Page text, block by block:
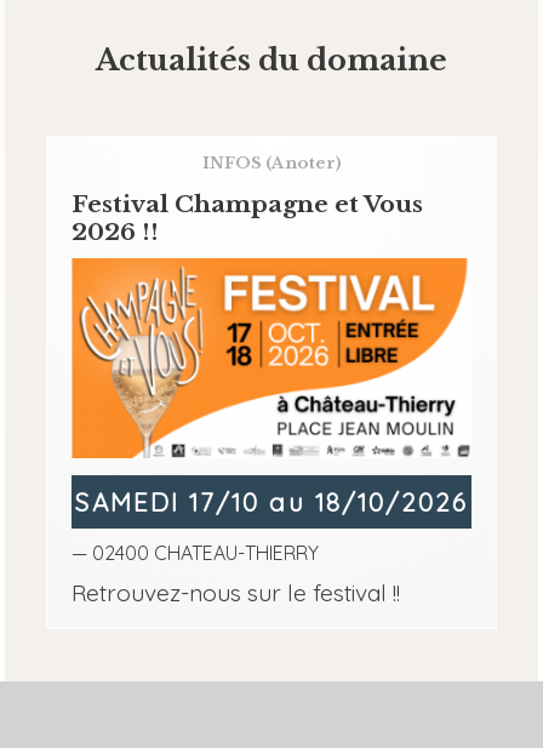
Actualités du domaine
INFOS (A noter)
Festival Champagne et Vous
2026 !!
SAMEDI 17/10 au 18/10/2026
— 02400 CHATEAU-THIERRY
Retrouvez-nous sur le festival !!